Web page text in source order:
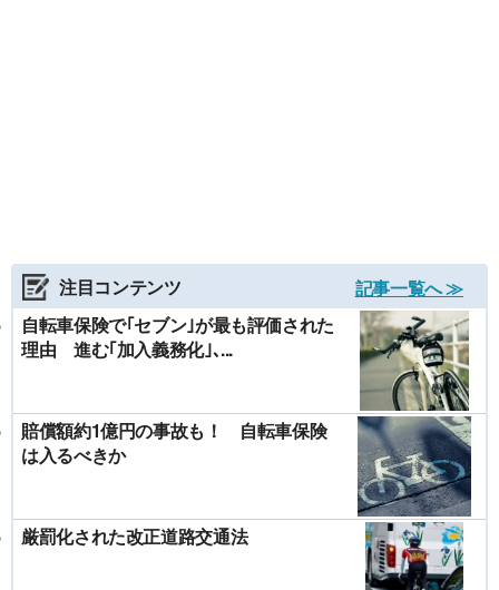
注目コンテンツ
記事一覧へ ≫
自転車保険で｢セブン｣が最も評価された
理由 進む｢加入義務化｣､...
賠償額約1億円の事故も！ 自転車保険
は入るべきか
厳罰化された改正道路交通法